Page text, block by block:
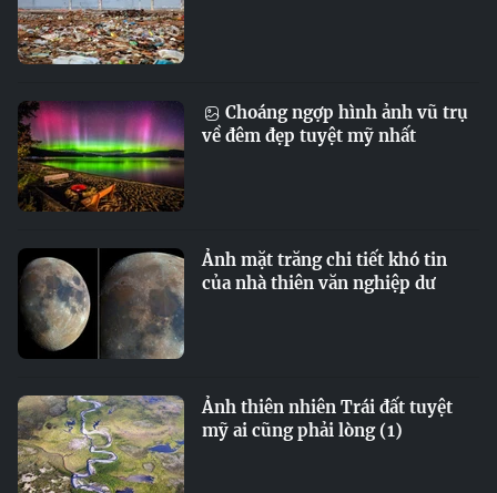
Choáng ngợp hình ảnh vũ trụ
về đêm đẹp tuyệt mỹ nhất
Ảnh mặt trăng chi tiết khó tin
của nhà thiên văn nghiệp dư
Ảnh thiên nhiên Trái đất tuyệt
mỹ ai cũng phải lòng (1)